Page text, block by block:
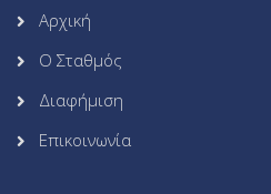
Αρχική
Ο Σταθμός
Διαφήμιση
Επικοινωνία